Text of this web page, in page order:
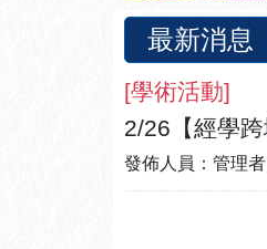
最新消息
[學術活動]
2/26【經學
發佈人員： 管理者